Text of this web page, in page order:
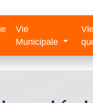
Vie
Municipale